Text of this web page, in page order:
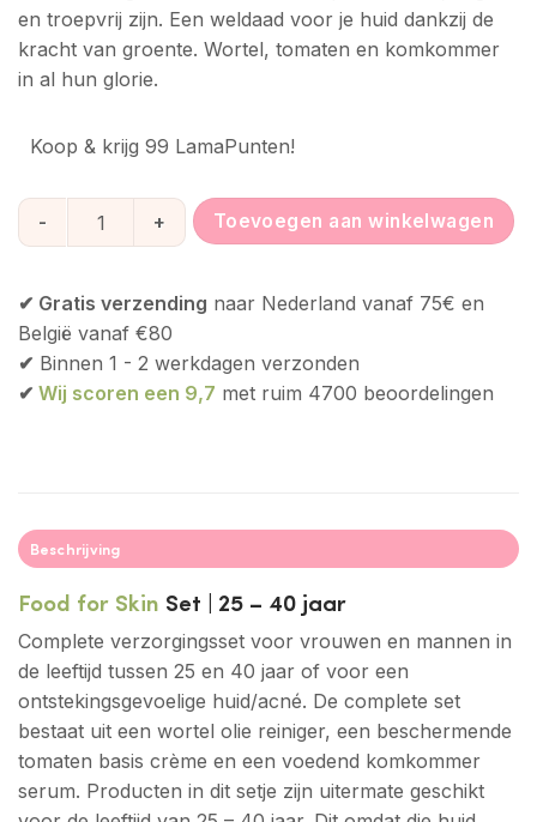
en troepvrij zijn. Een weldaad voor je huid dankzij de
kracht van groente. Wortel, tomaten en komkommer
in al hun glorie.
Koop & krijg 99 LamaPunten!
Food for Skin Set | Onrustige huid aantal
Toevoegen aan winkelwagen
✔ Gratis verzending naar Nederland vanaf 75€ en
België vanaf €80
✔ Binnen 1 - 2 werkdagen verzonden
✔ Wij scoren een 9,7 met ruim 4700 beoordelingen
Beschrijving
Food for Skin Set | 25 – 40 jaar
Complete verzorgingsset voor vrouwen en mannen in
de leeftijd tussen 25 en 40 jaar of voor een
ontstekingsgevoelige huid/acné. De complete set
bestaat uit een wortel olie reiniger, een beschermende
tomaten basis crème en een voedend komkommer
serum. Producten in dit setje zijn uitermate geschikt